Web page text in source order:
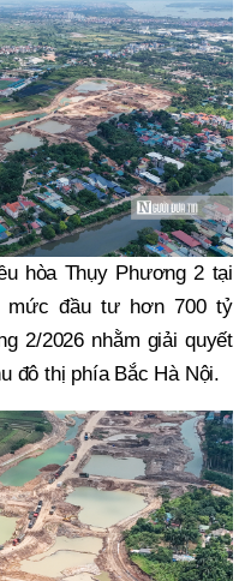
hòa Thụy Phương 2 tại
mức đầu tư hơn 700 tỷ
2/2026 nhằm giải quyết
đô thị phía Bắc Hà Nội.